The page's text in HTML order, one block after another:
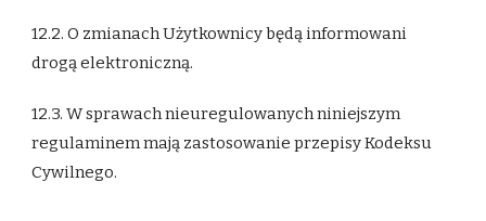
12.2. O zmianach Użytkownicy będą informowani
drogą elektroniczną.
12.3. W sprawach nieuregulowanych niniejszym
regulaminem mają zastosowanie przepisy Kodeksu
Cywilnego.